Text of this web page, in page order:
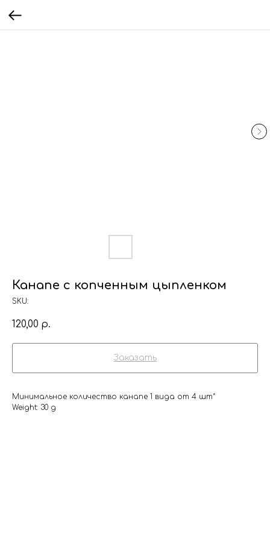
Канапе с копченным цыпленком
SKU:
120,00 р.
Заказать
Минимальное количество канапе 1 вида от 4 шт*
Weight: 30 g